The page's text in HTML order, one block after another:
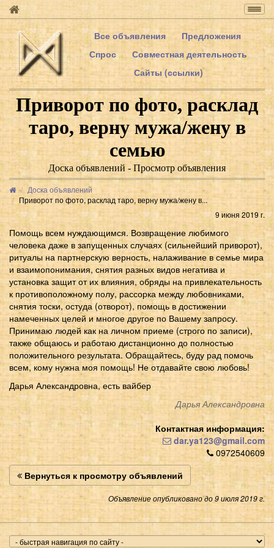
Все объявления
Предложения
Спрос
Совместная деятельность
Сайты (ссылки)
Приворот по фото, расклад
таро, верну мужа/жену в
семью
Доска объявлений - Просмотр объявления
Доска объявлений
Приворот по фото, расклад таро, верну мужа/жену в...
9 июня 2019 г.
Помощь всем нуждающимся. Возвращение любимого
человека даже в запущенных случаях (сильнейший приворот),
ритуалы на партнерскую верность, налаживание в семье мира
и взаимопонимания, снятия разных видов негатива и
установка защит от их влияния, обряды на привлекательность
к противоположному полу, рассорка между любовниками,
снятия тоски, остуда (отворот), помощь в достижении
намеченных целей и многое другое по Вашему запросу.
Принимаю людей как на личном приеме (строго по записи),
также общаюсь и работаю дистанционно до полностью
положительного результата. Обращайтесь, буду рад помочь
всем, кому нужна моя помощь! Не отдавайте свою любовь!
Дарья Александровна, есть вайбер
Дарья Александровна
Контактная информация:
dar.ya123@gmail.com
0972540609
Вернуться к просмотру объявлений
Объявление опубликовано до 9 июля 2019 г.